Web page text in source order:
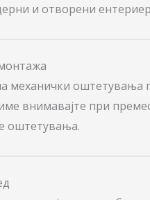
и отворени
механички оштетувања
внимавајте при
оштетувања.